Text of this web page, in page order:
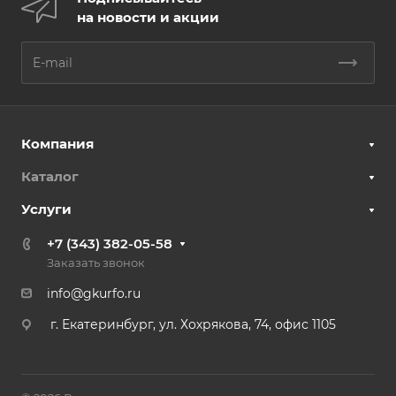
на новости и акции
Компания
Каталог
Услуги
+7 (343) 382-05-58
Заказать звонок
info@gkurfo.ru
г. Екатеринбург, ул. Хохрякова, 74, офис 1105